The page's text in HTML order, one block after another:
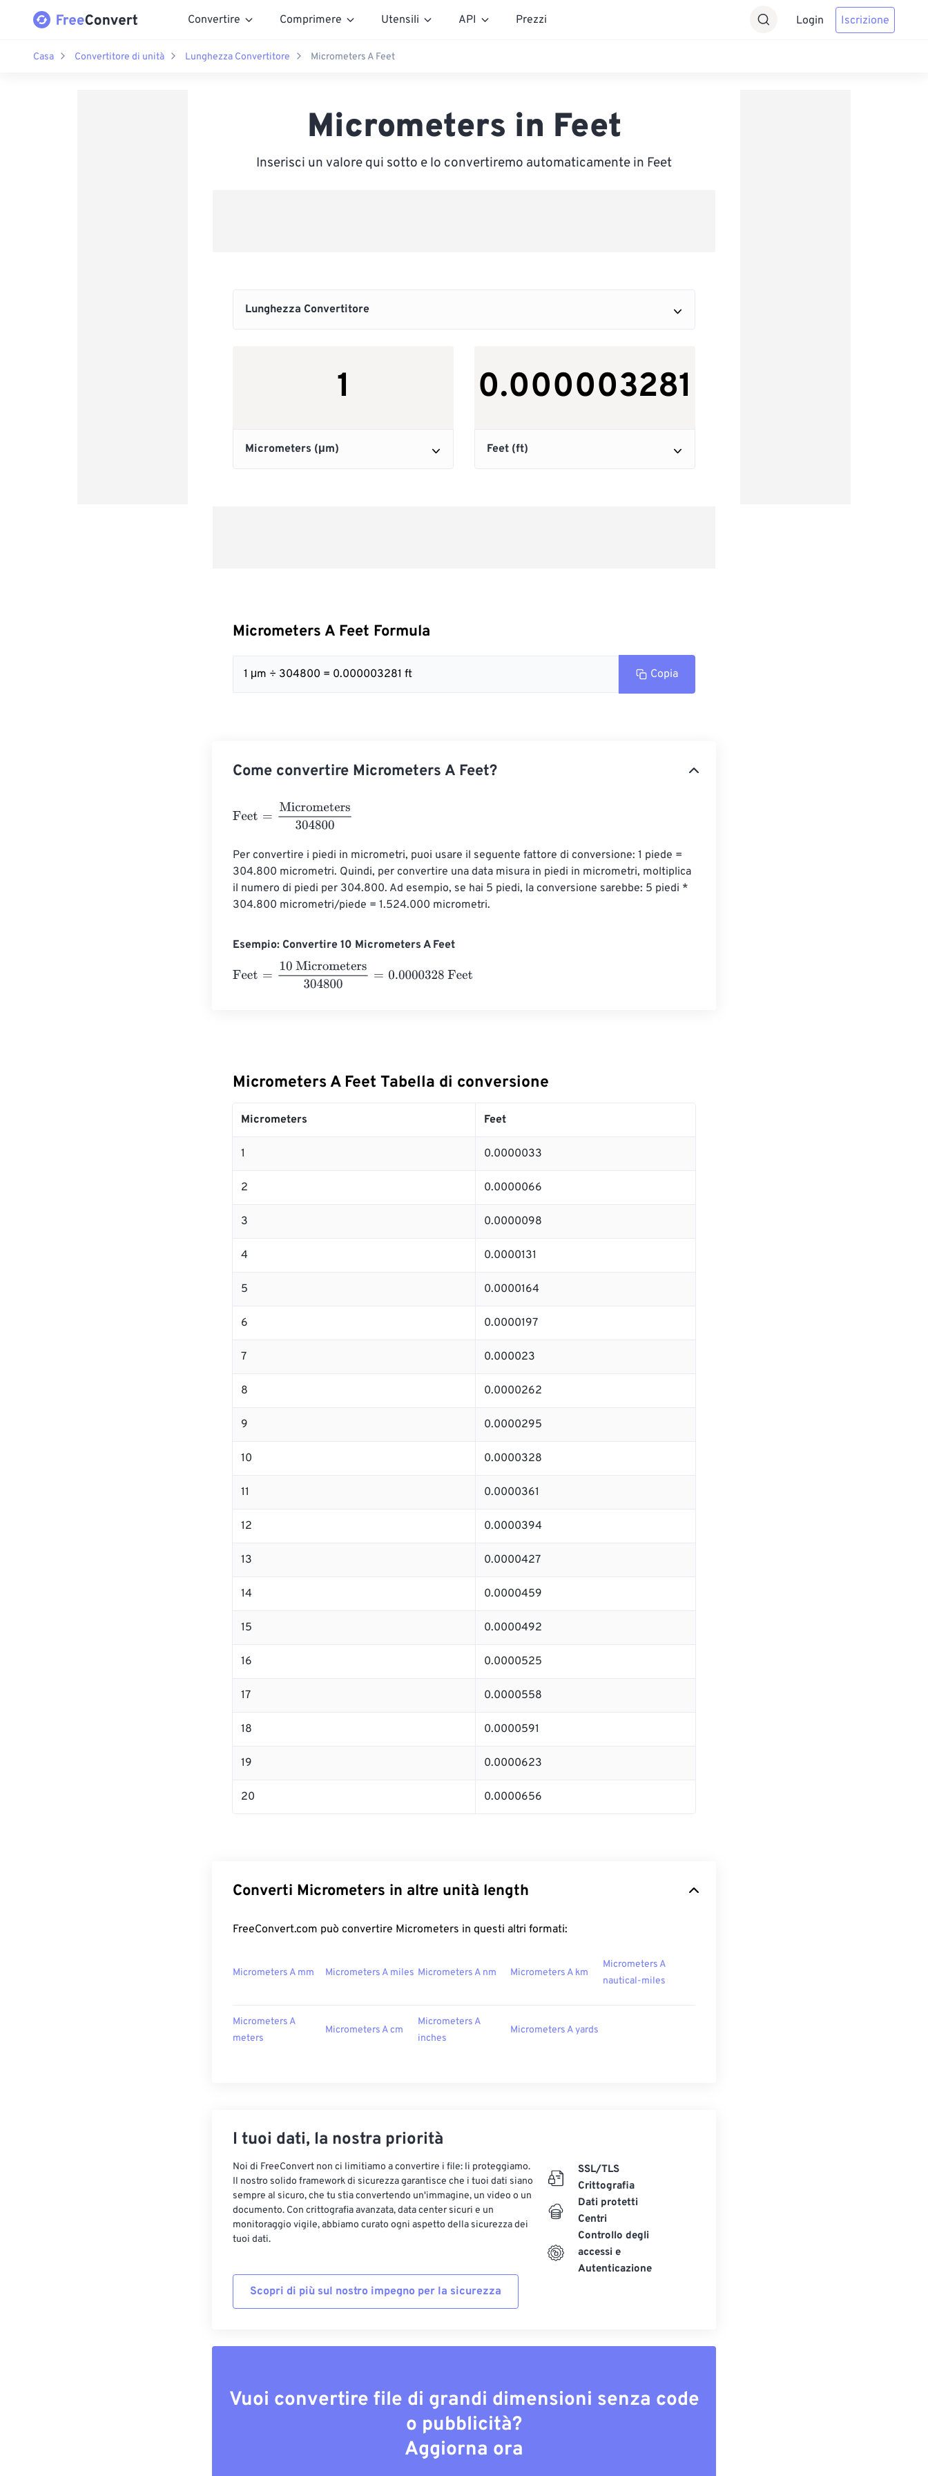
Convertire Comprimere Utensili API Prezzi Login Iscrizione
Casa Convertitore di unità Lunghezza Convertitore Micrometers A Feet
Micrometers in Feet
Inserisci un valore qui sotto e lo convertiremo automaticamente in Feet
Micrometers A Feet Formula
1 μm ÷ 304800 = 0.000003281 ft Copia
Come convertire Micrometers A Feet?
Feet= Micrometers304800
Per convertire i piedi in micrometri, puoi usare il seguente fattore di conversione: 1 piede =
304.800 micrometri. Quindi, per convertire una data misura in piedi in micrometri, moltiplica
il numero di piedi per 304.800. Ad esempio, se hai 5 piedi, la conversione sarebbe: 5 piedi *
304.800 micrometri/piede = 1.524.000 micrometri.
Esempio: Convertire 10 Micrometers A Feet
Feet= 10 Micrometers304800 0.0000328 Feet
Micrometers A Feet Tabella di conversione
Micrometers Feet
1 0.0000033
2 0.0000066
3 0.0000098
4 0.0000131
5 0.0000164
6 0.0000197
7 0.000023
8 0.0000262
9 0.0000295
10 0.0000328
11 0.0000361
12 0.0000394
13 0.0000427
14 0.0000459
15 0.0000492
16 0.0000525
17 0.0000558
18 0.0000591
19 0.0000623
20 0.0000656
Converti Micrometers in altre unità length
FreeConvert.com può convertire Micrometers in questi altri formati:
Micrometers A mm Micrometers A miles Micrometers A nm Micrometers A km
Micrometers A
nautical-miles
Micrometers A
meters
Micrometers A cm
Micrometers A
inches
Micrometers A yards
I tuoi dati, la nostra priorità
Noi di FreeConvert non ci limitiamo a convertire i file: li proteggiamo.
Il nostro solido framework di sicurezza garantisce che i tuoi dati siano
sempre al sicuro, che tu stia convertendo un'immagine, un video o un
documento. Con crittografia avanzata, data center sicuri e un
monitoraggio vigile, abbiamo curato ogni aspetto della sicurezza dei
tuoi dati.
Scopri di più sul nostro impegno per la sicurezza
SSL/TLS
Crittografia
Dati protetti
Centri
Controllo degli
accessi e
Autenticazione
Vuoi convertire file di grandi dimensioni senza code
o pubblicità?
Aggiorna ora